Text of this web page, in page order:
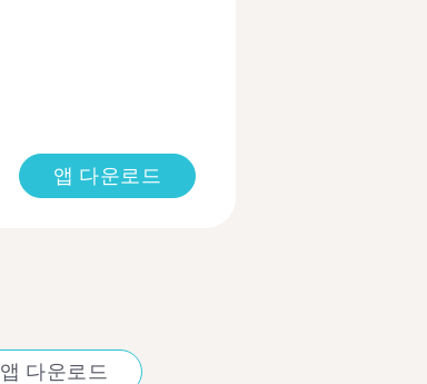
앱 다운로드
앱 다운로드